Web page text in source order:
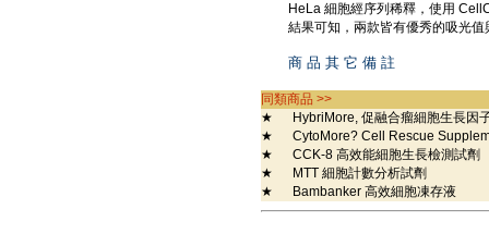
HeLa 細胞經序列稀釋，使用
結果可知，兩款皆有優秀的吸光
商 品 其 它 備 註
同類商品 >>
★
HybriMore, 促融合瘤細胞生長因
★
CytoMore? Cell Rescue
★
CCK-8 高效能細胞生長檢測試劑
★
MTT 細胞計數分析試劑
★
Bambanker 高效細胞凍存液